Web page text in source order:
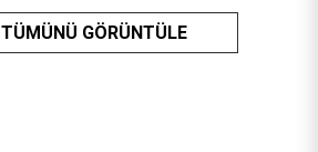
TÜMÜNÜ GÖRÜNTÜLE